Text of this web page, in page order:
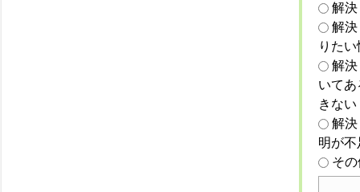
解
解
りた
解
いて
きない
解
明が
そ